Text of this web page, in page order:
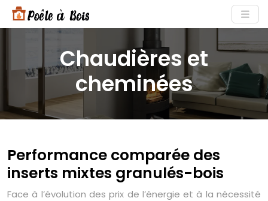
Chaudières et
cheminées
Performance comparée des
inserts mixtes granulés-bois
Face à l’évolution des prix de l’énergie et à la nécessité